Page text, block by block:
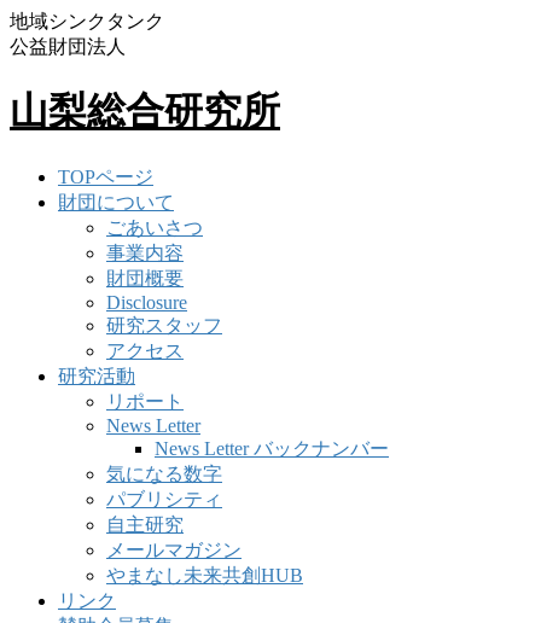
地域シンクタンク
公益財団法人
山梨総合研究所
TOPページ
財団について
ごあいさつ
事業内容
財団概要
Disclosure
研究スタッフ
アクセス
研究活動
リポート
News Letter
News Letter バックナンバー
気になる数字
パブリシティ
自主研究
メールマガジン
やまなし未来共創HUB
リンク